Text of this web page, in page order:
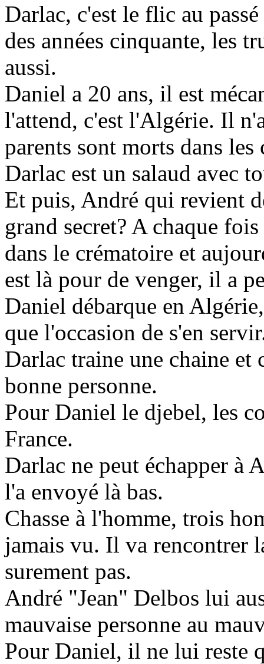
Darlac, c'est le flic au
des années cinquante, les
aussi.
Daniel a 20 ans, il est
l'attend, c'est l'Algérie. Il
parents sont morts dans les
Darlac est un salaud avec
Et puis, André qui revient
grand secret? A chaque
dans le crématoire et
est là pour de venger, il a
Daniel débarque en
que l'occasion de s'en
Darlac traine une chaine et
bonne personne.
Pour Daniel le djebel, les
France.
Darlac ne peut échapper à
l'a envoyé là bas.
Chasse à l'homme, trois
jamais vu. Il va rencontrer
surement pas.
André "Jean" Delbos lui
mauvaise personne au
Pour Daniel, il ne lui reste